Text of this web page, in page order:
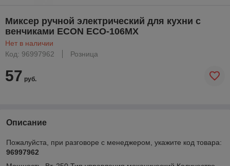
Миксер ручной электрический для кухни с
венчиками ECON ECO-106MX
Нет в наличии
Код: 96997962
Розница
57 руб.
Описание
Пожалуйста, при разговоре с менеджером, укажите код товара:
96997962